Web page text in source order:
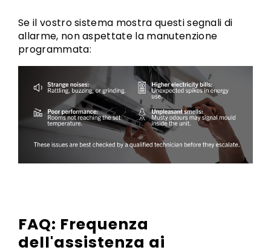
Se il vostro sistema mostra questi segnali di
allarme, non aspettate la manutenzione
programmata:
FAQ: Frequenza
dell'assistenza ai